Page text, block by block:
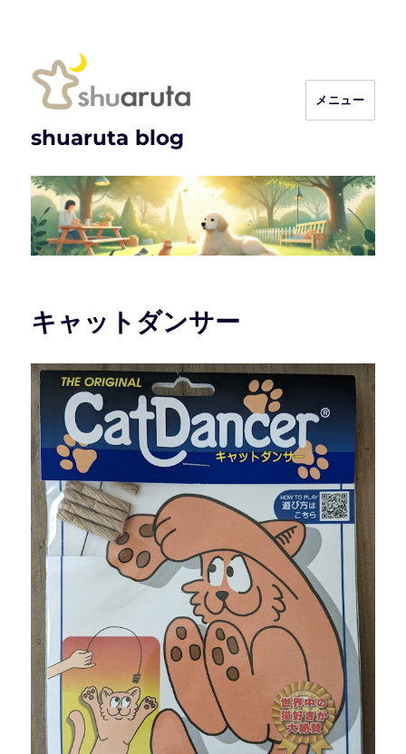
shuaruta blog
メニュー
キャットダンサー